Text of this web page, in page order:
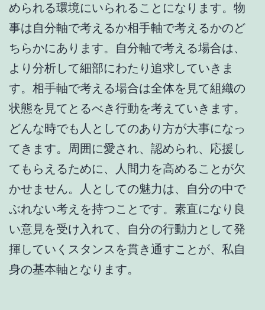
められる環境にいられることになります。物
事は自分軸で考えるか相手軸で考えるかのど
ちらかにあります。自分軸で考える場合は、
より分析して細部にわたり追求していきま
す。相手軸で考える場合は全体を見て組織の
状態を見てとるべき行動を考えていきます。
どんな時でも人としてのあり方が大事になっ
てきます。周囲に愛され、認められ、応援し
てもらえるために、人間力を高めることが欠
かせません。人としての魅力は、自分の中で
ぶれない考えを持つことです。素直になり良
い意見を受け入れて、自分の行動力として発
揮していくスタンスを貫き通すことが、私自
身の基本軸となります。